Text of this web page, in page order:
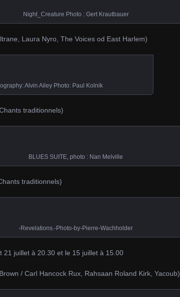
Night_Creature Photo : Gert Krautbauer
Laura Nyro, The Voices od East Harlem)
Alvin Ailey Photo: Paul Kolnik
traditionnels)
BLUES SUITE, photo : Nan Melville
traditionnels)
-Revelations.-Photo-by-Pierre-Wachholder
21 juillet à 20.30 et le 15 juillet à 15.00
/ Carl Hancock Rux, Rahsaan Roland Kirk, Yacoub)